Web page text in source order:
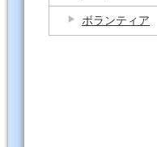
ボランティア